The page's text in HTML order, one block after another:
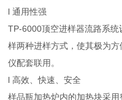
l 通用性强
TP-6000顶空进样器流路系
样两种进样方式，使其极为
仪配套联用。
l 高效、快速、安全
样品瓶加热炉内的加热块采